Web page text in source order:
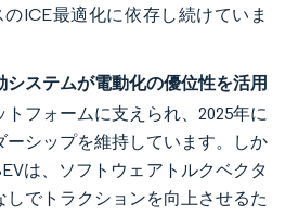
ICE最適化に依存し続けていま
ステムが電動化の優位性を活用
フォームに支えられ、2025年に
ーシップを維持しています。しか
は、ソフトウェアトルクベクタ
しでトラクションを向上させるた